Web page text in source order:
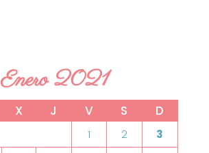
Enero 2021
X J V S D
1 2
3